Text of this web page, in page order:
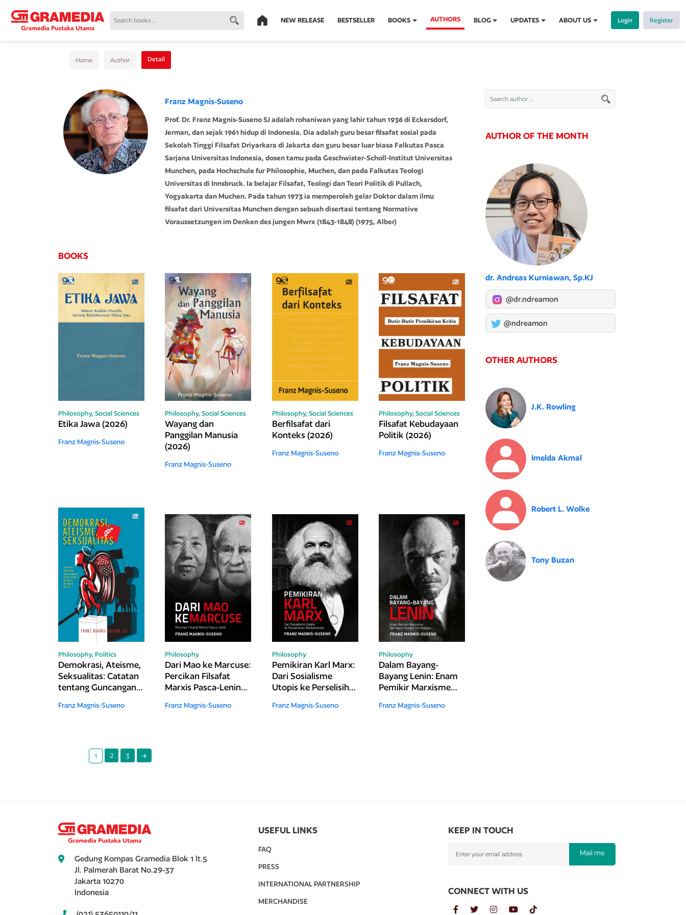
NEW RELEASE BESTSELLER BOOKS AUTHORS BLOG UPDATES ABOUT US Login Register
Home Author Detail
Franz Magnis-Suseno
Prof. Dr. Franz Magnis-Suseno SJ adalah rohaniwan yang lahir tahun 1936 di Eckersdorf,
Jerman, dan sejak 1961 hidup di Indonesia. Dia adalah guru besar filsafat sosial pada
Sekolah Tinggi Filsafat Driyarkara di Jakarta dan guru besar luar biasa Falkutas Pasca
Sarjana Universitas Indonesia, dosen tamu pada Geschwister-Scholl-Institut Universitas
Munchen, pada Hochschule fur Philosophie, Muchen, dan pada Falkutas Teologi
Universitas di Innsbruck. Ia belajar Filsafat, Teologi dan Teori Politik di Pullach,
Yogyakarta dan Muchen. Pada tahun 1973 ia memperoleh gelar Doktor dalam ilmu
filsafat dari Universitas Munchen dengan sebuah disertasi tentang Normative
Voraussetzungen im Denken des jungen Mwrx (1843-1848) (1975, Alber)
BOOKS
Philosophy, Social Sciences
Etika Jawa (2026)
Franz Magnis-Suseno
Philosophy,Social Sciences
Wayang dan
Panggilan Manusia
(2026)
Franz Magnis-Suseno
Philosophy, Social Sciences
Berfilsafat dari
Konteks (2026)
Franz Magnis-Suseno
Philosophy, Social Sciences
Filsafat Kebudayaan
Politik (2026)
Franz Magnis-Suseno
Philosophy, Politics
Demokrasi, Ateisme,
Seksualitas: Catatan
tentang Guncangan-
Abad Ke-21
Franz Magnis-Suseno
Philosophy
Dari Mao ke Marcuse:
Percikan Filsafat
Marxis Pasca-Lenin
Franz Magnis-Suseno
Philosophy
Pemikiran Karl Marx:
Dari Sosialisme
Utopis ke Perselisihan
Franz Magnis-Suseno
Philosophy
Dalam Bayang-
Bayang Lenin: Enam
Pemikir Marxisme
Tan Malaka (2025)
Franz Magnis-Suseno
1 2 3
AUTHOR OF THE MONTH
dr. Andreas Kurniawan, Sp.KJ
@dr.ndreamon
@ndreamon
OTHER AUTHORS
J.K. Rowling
Imelda Akmal
Robert L. Wolke
Tony Buzan
Gedung Kompas Gramedia Blok 1 lt.5
Jl. Palmerah Barat No.29-37
Jakarta 10270
Indonesia
USEFUL LINKS
FAQ
PRESS
INTERNATIONAL PARTNERSHIP
MERCHANDISE
KEEP IN TOUCH
Mail me
CONNECT WITH US